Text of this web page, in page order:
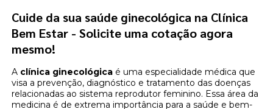
Cuide da sua saúde ginecológica na Clínica
Bem Estar - Solicite uma cotação agora
mesmo!
A clínica ginecológica é uma especialidade médica que
visa a prevenção, diagnóstico e tratamento das doenças
relacionadas ao sistema reprodutor feminino. Essa área da
medicina é de extrema importância para a saúde e bem-